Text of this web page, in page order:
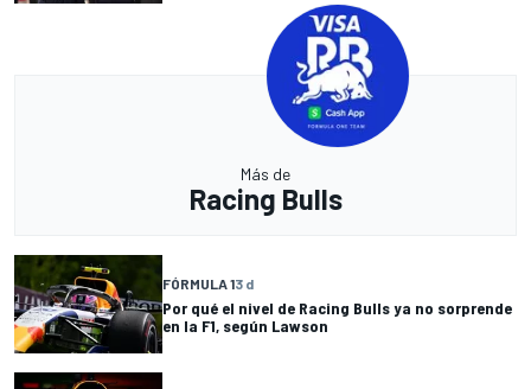
Más de
Racing Bulls
FÓRMULA 13 d
Por qué el nivel de Racing Bulls ya no sorprende
en la F1, según Lawson